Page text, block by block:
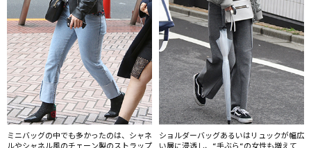
ミニバッグの中でも多かったのは、シャネ
ルやシャネル風のチェーン製のストラップ
ショルダーバッグあるいはリュックが幅広
い層に浸透し、“手ぶら“の女性も増えて